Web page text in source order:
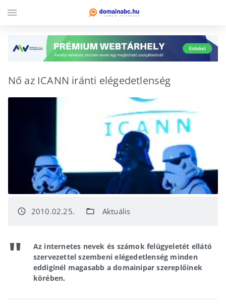
Nő az ICANN iránti elégedetlenség
access_time 2010.02.25. folder_open Aktuális
Az internetes nevek és számok felügyeletét ellátó
szervezettel szembeni elégedetlenség minden
eddiginél magasabb a domainipar szereplőinek
körében.
menu